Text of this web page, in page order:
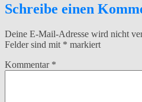
Schreibe einen
Deine E-Mail-Adresse wird nicht
Felder sind mit * markiert
Kommentar *